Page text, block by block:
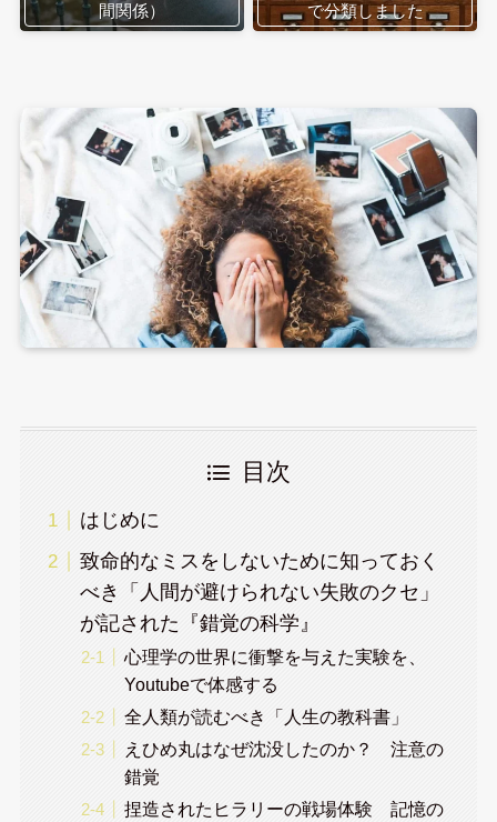
間関係）
で分類しました
目次
はじめに
致命的なミスをしないために知っておく
べき「人間が避けられない失敗のクセ」
が記された『錯覚の科学』
心理学の世界に衝撃を与えた実験を、
Youtubeで体感する
全人類が読むべき「人生の教科書」
えひめ丸はなぜ沈没したのか？ 注意の
錯覚
捏造されたヒラリーの戦場体験 記憶の